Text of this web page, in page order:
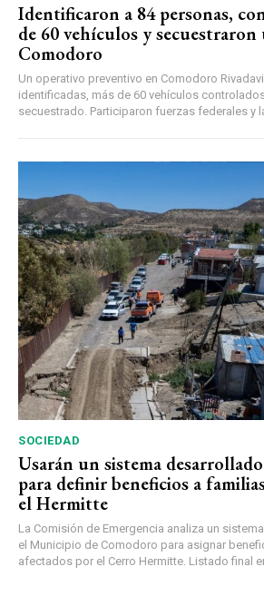
Identificaron a 84 personas,
de 60 vehículos y
Comodoro
Un operativo preventivo en Comodoro
identificadas, más de 60 vehículos
secuestrado. Participaron fuerzas federales y
SOCIEDAD
Usarán un sistema
para definir beneficios a
el Hermitte
La Comisión de Emergencia analiza un
el Municipio de Comodoro para asignar
afectados por el Cerro Hermitte. Listado final